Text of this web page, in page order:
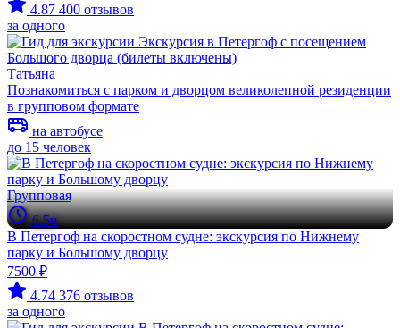
4.87 400 отзывов
за одного
Татьяна
Познакомиться с парком и дворцом великолепной резиденции
в групповом формате
на автобусе
до 15 человек
Групповая
6.5ч
В Петергоф на скоростном судне: экскурсия по Нижнему
парку и Большому дворцу
7500 ₽
4.74 376 отзывов
за одного